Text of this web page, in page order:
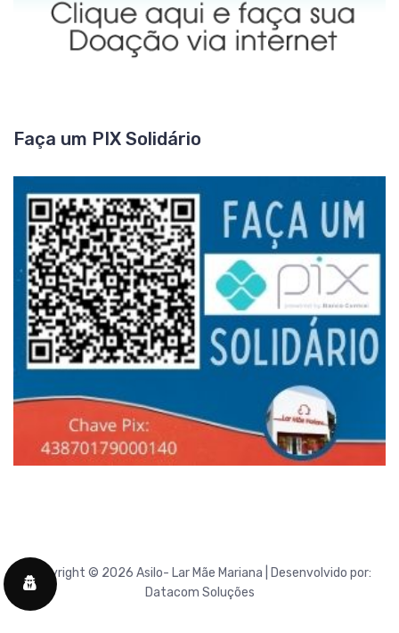
Faça um PIX Solidário
Copyright © 2026 Asilo- Lar Mãe Mariana | Desenvolvido por:
Datacom Soluções